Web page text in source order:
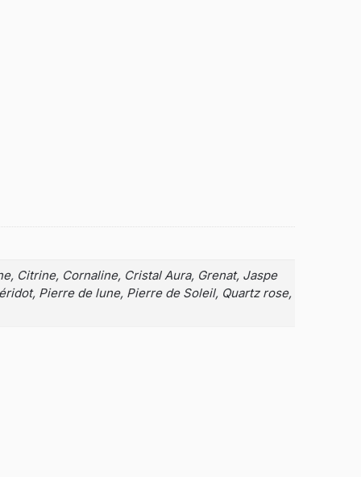
Citrine, Cornaline, Cristal Aura, Grenat, Jaspe
Pierre de lune, Pierre de Soleil, Quartz rose,